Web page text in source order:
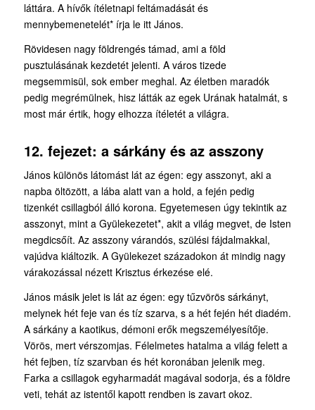
láttára. A hívők ítéletnapi feltámadását és
mennybemenetelét* írja le itt János.
Rövidesen nagy földrengés támad, ami a föld
pusztulásának kezdetét jelenti. A város tizede
megsemmisül, sok ember meghal. Az életben maradók
pedig megrémülnek, hisz látták az egek Urának hatalmát, s
most már értik, hogy elhozza ítéletét a világra.
12. fejezet: a sárkány és az asszony
János különös látomást lát az égen: egy asszonyt, aki a
napba öltözött, a lába alatt van a hold, a fején pedig
tizenkét csillagból álló korona. Egyetemesen úgy tekintik az
asszonyt, mint a Gyülekezetet*, akit a világ megvet, de Isten
megdicsőít. Az asszony várandós, szülési fájdalmakkal,
vajúdva kiáltozik. A Gyülekezet századokon át mindig nagy
várakozással nézett Krisztus érkezése elé.
János másik jelet is lát az égen: egy tűzvörös sárkányt,
melynek hét feje van és tíz szarva, s a hét fején hét diadém.
A sárkány a kaotikus, démoni erők megszemélyesítője.
Vörös, mert vérszomjas. Félelmetes hatalma a világ felett a
hét fejben, tíz szarvban és hét koronában jelenik meg.
Farka a csillagok egyharmadát magával sodorja, és a földre
veti, tehát az istentől kapott rendben is zavart okoz.